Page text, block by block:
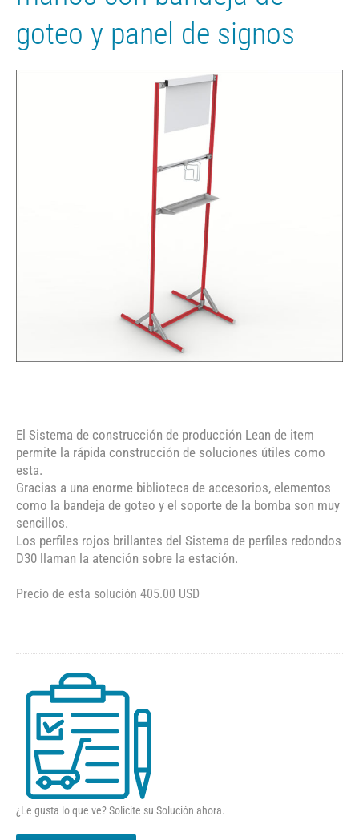
goteo y panel de signos
El Sistema de construcción de producción Lean de item
permite la rápida construcción de soluciones útiles como
esta.
Gracias a una enorme biblioteca de accesorios, elementos
como la bandeja de goteo y el soporte de la bomba son muy
sencillos.
Los perfiles rojos brillantes del Sistema de perfiles redondos
D30 llaman la atención sobre la estación.
Precio de esta solución 405.00 USD
¿Le gusta lo que ve? Solicite su Solución ahora.